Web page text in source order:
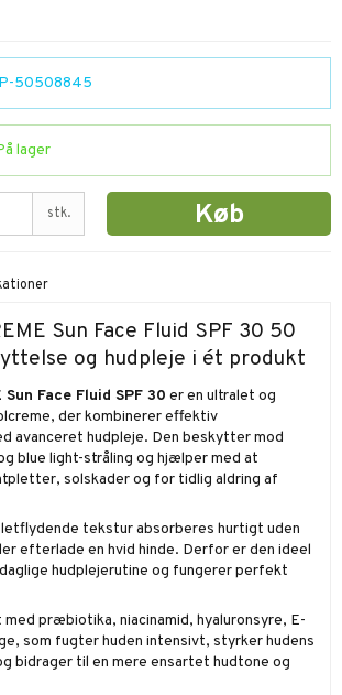
50508845
lager
stk. Køb
Sun Face Fluid SPF 30 50
og hudpleje i ét produkt
Sun Face Fluid SPF 30 er en ultralet og
der kombinerer effektiv
avanceret hudpleje. Den beskytter mod
blue light-stråling og hjælper med at
solskader og for tidlig aldring af
tekstur absorberes hurtigt uden
efterlade en hvid hinde. Derfor er den ideel
hudplejerutine og fungerer perfekt
med præbiotika, niacinamid, hyaluronsyre, E-
som fugter huden intensivt, styrker hudens
bidrager til en mere ensartet hudtone og